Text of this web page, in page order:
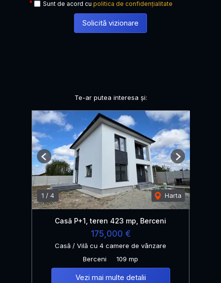
Sunt de acord cu politica de confidențialitate
Solicită vizionare
Te-ar putea interesa și:
1 / 4 Harta
Previous Next
Casă P+1, teren 423 mp, Berceni
175,000 €
Casă / Vilă cu 4 camere de vânzare
Berceni
109 mp
Vezi mai multe detalii